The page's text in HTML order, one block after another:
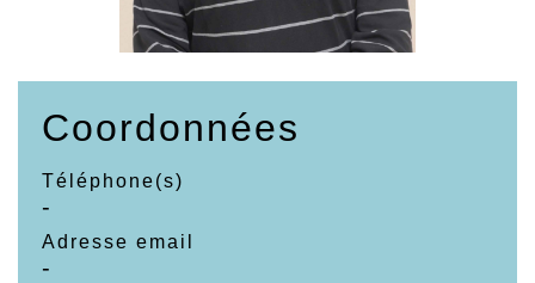
Coordonnées
Téléphone(s)
-
Adresse email
-